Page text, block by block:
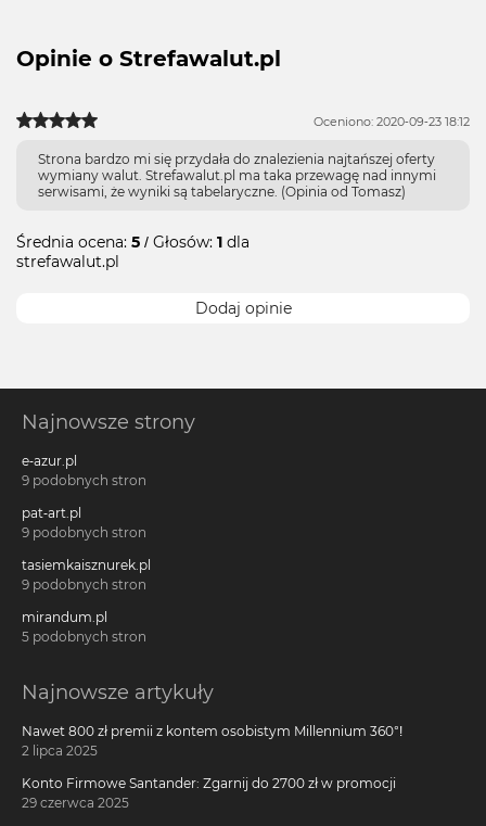
Opinie o Strefawalut.pl
Oceniono: 2020-09-23 18:12
Strona bardzo mi się przydała do znalezienia najtańszej oferty
wymiany walut. Strefawalut.pl ma taka przewagę nad innymi
serwisami, że wyniki są tabelaryczne. (Opinia od Tomasz)
Średnia ocena: 5 / Głosów: 1 dla
strefawalut.pl
Dodaj opinie
Najnowsze strony
e-azur.pl
9 podobnych stron
pat-art.pl
9 podobnych stron
tasiemkaisznurek.pl
9 podobnych stron
mirandum.pl
5 podobnych stron
Najnowsze artykuły
Nawet 800 zł premii z kontem osobistym Millennium 360°!
2 lipca 2025
Konto Firmowe Santander: Zgarnij do 2700 zł w promocji
29 czerwca 2025